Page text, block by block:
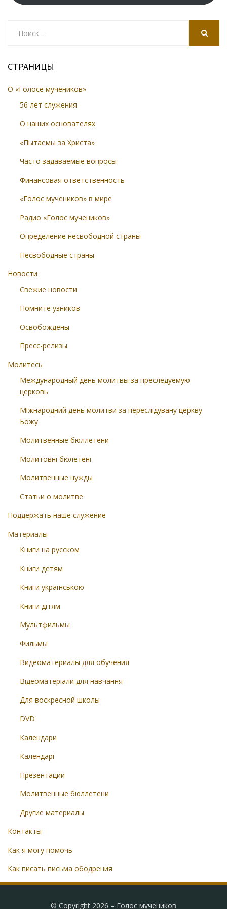
СТРАНИЦЫ
О «Голосе мучеников»
56 лет служения
О наших основателях
«Пытаемы за Христа»
Часто задаваемые вопросы
Финансовая ответственность
«Голос мучеников» в мире
Радио «Голос мучеников»
Определение несвободной страны
Несвободные страны
Новости
Свежие новости
Помните узников
Освобождены
Пресс-релизы
Молитесь
Международный день молитвы за преследуемую
церковь
Міжнародний день молитви за переслідувану церкву
Божу
Молитвенные бюллетени
Молитовні бюлетені
Молитвенные нужды
Статьи о молитве
Поддержать наше служение
Материалы
Книги на русском
Книги детям
Книги українською
Книги дітям
Мультфильмы
Фильмы
Видеоматериалы для обучения
Відеоматеріали для навчання
Для воскресной школы
DVD
Календари
Календарі
Презентации
Молитвенные бюллетени
Другие материалы
Контакты
Как я могу помочь
Как писать письма ободрения
© Copyright 2026 – Голос мучеников